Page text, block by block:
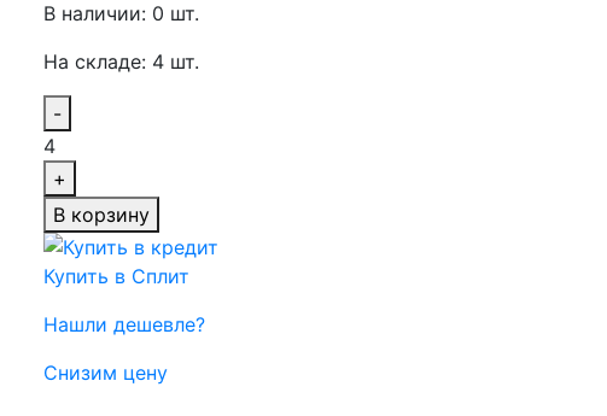
В наличии: 0 шт.
На складе: 4 шт.
-
4
+
В корзину
Купить в Сплит
Нашли дешевле?
Снизим цену